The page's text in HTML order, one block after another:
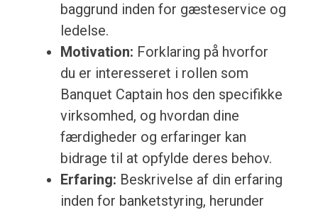
baggrund inden for gæsteservice og
ledelse.
Motivation: Forklaring på hvorfor
du er interesseret i rollen som
Banquet Captain hos den specifikke
virksomhed, og hvordan dine
færdigheder og erfaringer kan
bidrage til at opfylde deres behov.
Erfaring: Beskrivelse af din erfaring
inden for banketstyring, herunder